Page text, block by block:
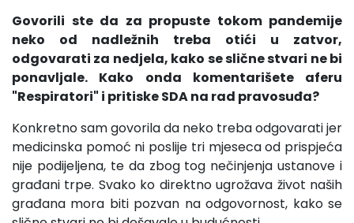
Govorili ste da za propuste tokom pandemije
neko od nadležnih treba otići u zatvor,
odgovarati za nedjela, kako se slične stvari ne bi
ponavljale. Kako onda komentarišete aferu
"Respiratori" i pritiske SDA na rad pravosuđa?
Konkretno sam govorila da neko treba odgovarati jer
medicinska pomoć ni poslije tri mjeseca od prispjeća
nije podijeljena, te da zbog tog nečinjenja ustanove i
građani trpe. Svako ko direktno ugrožava život naših
građana mora biti pozvan na odgovornost, kako se